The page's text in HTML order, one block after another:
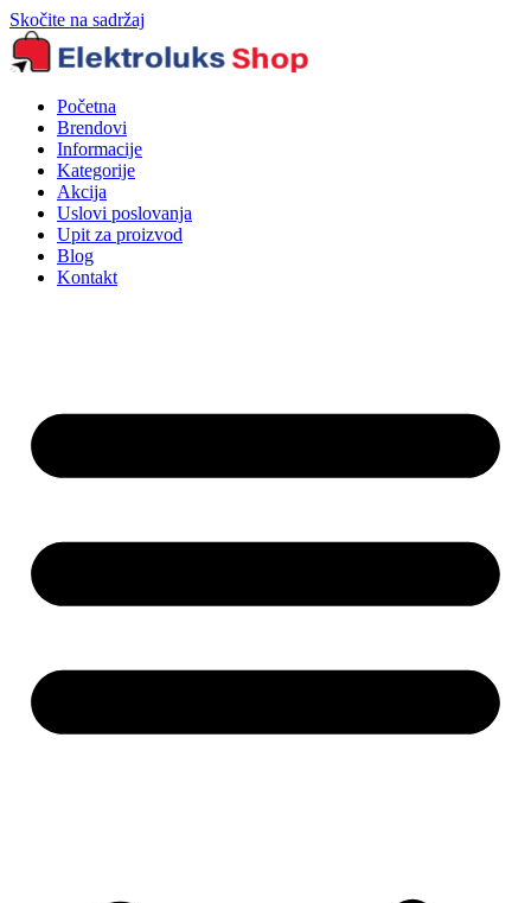
Skočite na sadržaj
Početna
Brendovi
Informacije
Kategorije
Akcija
Uslovi poslovanja
Upit za proizvod
Blog
Kontakt